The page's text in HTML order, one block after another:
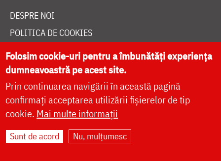
DESPRE NOI
POLITICA DE COOKIES
DONEAZĂ ONLINE PENTRU CATEDRALA NAȚIONALĂ
LIVE
Site dezvoltat deDOXOLOGIA MEDIA
Arhiepiscopia Iașilor | ©
Folosim cookie-uri pentru a îmbunătăți experiența
dumneavoastră pe acest site.
Prin continuarea navigării în această pagină
confirmați acceptarea utilizării fișierelor de tip
cookie. Mai multe informații
Sunt de acord Nu, mulțumesc